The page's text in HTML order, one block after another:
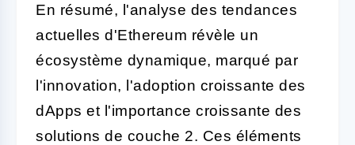
En résumé, l'analyse des tendances
actuelles d'Ethereum révèle un
écosystème dynamique, marqué par
l'innovation, l'adoption croissante des
dApps et l'importance croissante des
solutions de couche 2. Ces éléments